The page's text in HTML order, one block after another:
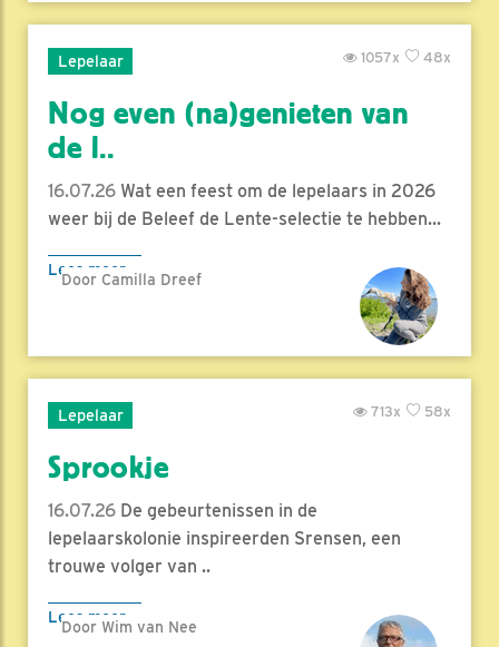
Lepelaar 48x
1057x
Nog even (na)genieten van
de l..
16.07.26 Wat een feest om de lepelaars in 2026
weer bij de Beleef de Lente-selectie te hebben...
Lees meer
Door Camilla Dreef
Lepelaar 58x
713x
Sprookje
16.07.26 De gebeurtenissen in de
lepelaarskolonie inspireerden Srensen, een
trouwe volger van ..
Lees meer
Door Wim van Nee